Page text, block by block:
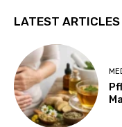
LATEST ARTICLES